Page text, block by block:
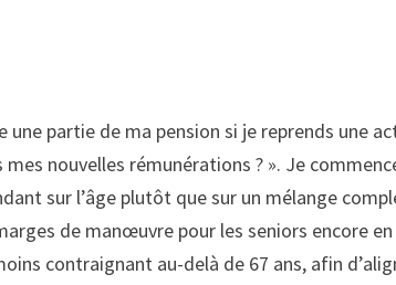
partie de ma pension si je reprends une
nouvelles rémunérations ? ». Je
sur l’âge plutôt que sur un mélange
de manœuvre pour les seniors encore
contraignant au-delà de 67 ans, afin